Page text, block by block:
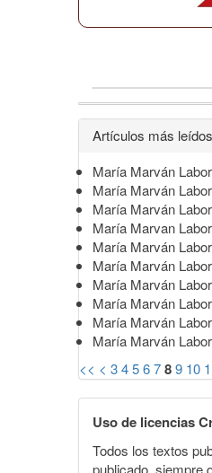
Detalles
del
artículo
Artículos más
María Marván
María Marván
María Marván
María Marvan
María Marván
María Marván
María Marván
María Marván
María Marván
María Marván
<< < 3456789 10
Uso de licencias
Todos los textos
publicado, siempre